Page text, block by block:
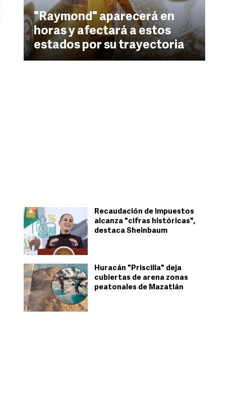
"Raymond" aparecerá en
horas y afectará a estos
estados por su trayectoria
Recaudación de impuestos
alcanza "cifras históricas",
destaca Sheinbaum
Huracán "Priscilla" deja
cubiertas de arena zonas
peatonales de Mazatlán